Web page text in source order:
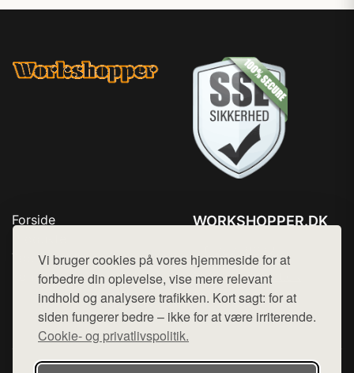
Vi bruger cookies på vores hjemmeside for at
forbedre din oplevelse, vise mere relevant
indhold og analysere trafikken. Kort sagt: for at
siden fungerer bedre – ikke for at være irriterende.
Cookie- og privatlivspolitik.
Forside
Top Rabatter
Kontakt
WORKSHOPPER.DK
Mail: hej@want.dk
Cookie- og privatlivspolitik